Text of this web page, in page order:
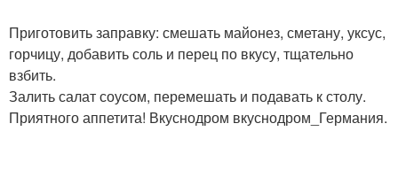
Приготовить заправку: смешать майонез, сметану, уксус,
горчицу, добавить соль и перец по вкусу, тщательно
взбить.
Залить салат соусом, перемешать и подавать к столу.
Приятного аппетита! Вкуснодром вкуснодром_Германия.